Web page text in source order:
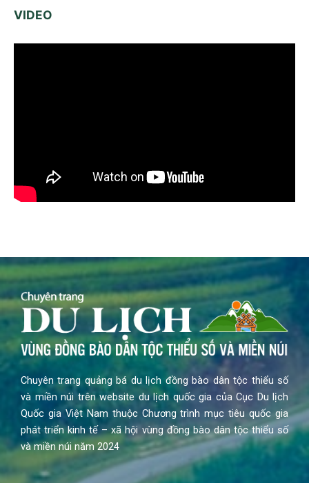
VIDEO
Chuyên trang quảng bá du lịch đồng bào dân tộc thiểu số
và miền núi trên website du lịch quốc gia của Cục Du lịch
Quốc gia Việt Nam thuộc Chương trình mục tiêu quốc gia
phát triển kinh tế – xã hội vùng đồng bào dân tộc thiểu số
và miền núi năm 2024